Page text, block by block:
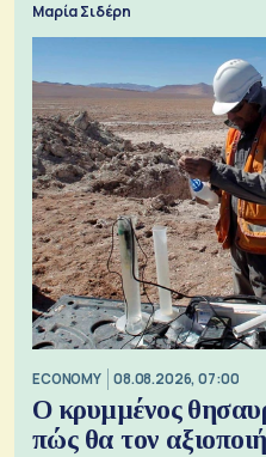
Μαρία Σιδέρη
ECONOMY 08.08.2026, 07:00
Ο κρυμμένος
πώς θα τον